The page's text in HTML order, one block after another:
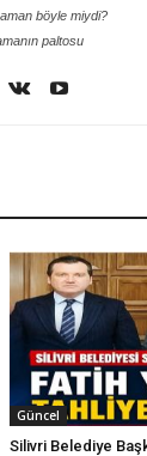
böyle miydi?
paltosu
Güncel
Silivri Belediye